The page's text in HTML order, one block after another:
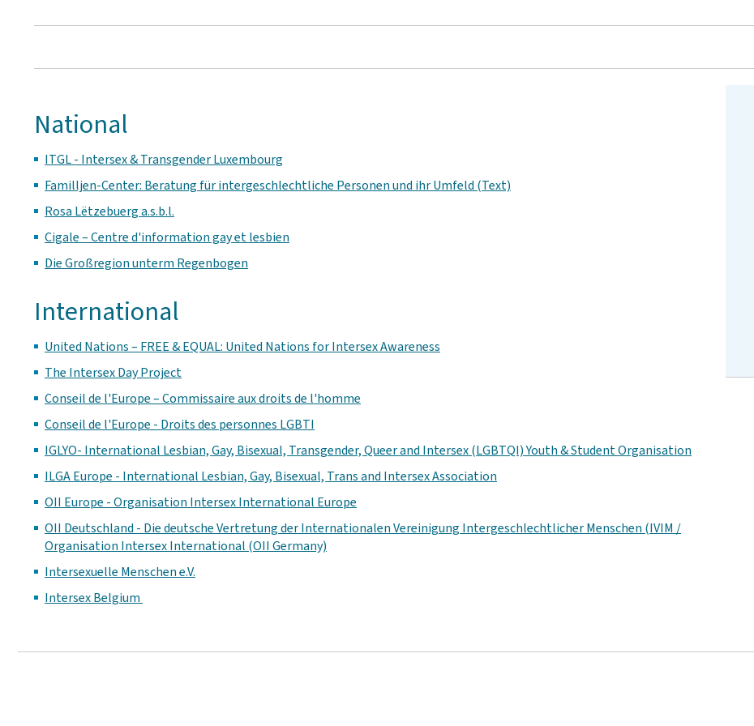
National
ITGL - Intersex & Transgender Luxembourg
Familljen-Center: Beratung für intergeschlechtliche Personen und ihr Umfeld (Text)
Rosa Lëtzebuerg a.s.b.l.
Cigale – Centre d'information gay et lesbien
Die Großregion unterm Regenbogen
International
United Nations – FREE & EQUAL: United Nations for Intersex Awareness
The Intersex Day Project
Conseil de l'Europe – Commissaire aux droits de l'homme
Conseil de l'Europe - Droits des personnes LGBTI
IGLYO- International Lesbian, Gay, Bisexual, Transgender, Queer and Intersex (LGBTQI) Youth & Student Organisation
ILGA Europe - International Lesbian, Gay, Bisexual, Trans and Intersex Association
OII Europe - Organisation Intersex International Europe
OII Deutschland - Die deutsche Vertretung der Internationalen Vereinigung Intergeschlechtlicher Menschen (IVIM /
Organisation Intersex International (OII Germany)
Intersexuelle Menschen e.V.
Intersex Belgium